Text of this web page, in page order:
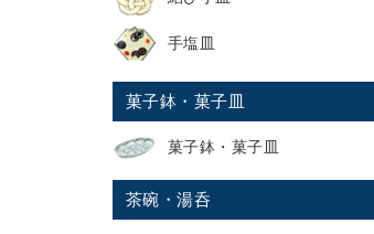
手塩皿
菓子鉢・菓子皿
菓子鉢・菓子皿
茶碗・湯呑